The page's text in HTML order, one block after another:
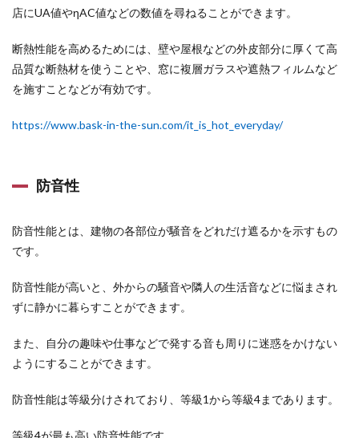
店にUA値やηAC値などの数値を尋ねることができます。
断熱性能を高めるためには、壁や屋根などの外皮部分に厚くて高
品質な断熱材を使うことや、窓に複層ガラスや遮熱フィルムなど
を施すことなどが有効です。
https://www.bask-in-the-sun.com/it_is_hot_everyday/
防音性
防音性能とは、建物の各部位が騒音をどれだけ遮るかを示すもの
です。
防音性能が高いと、外からの騒音や隣人の生活音などに悩まされ
ずに静かに暮らすことができます。
また、自分の趣味や仕事などで発する音も周りに迷惑をかけない
ようにすることができます。
防音性能は等級分けされており、等級1から等級4まであります。
等級4が最も高い防音性能です。